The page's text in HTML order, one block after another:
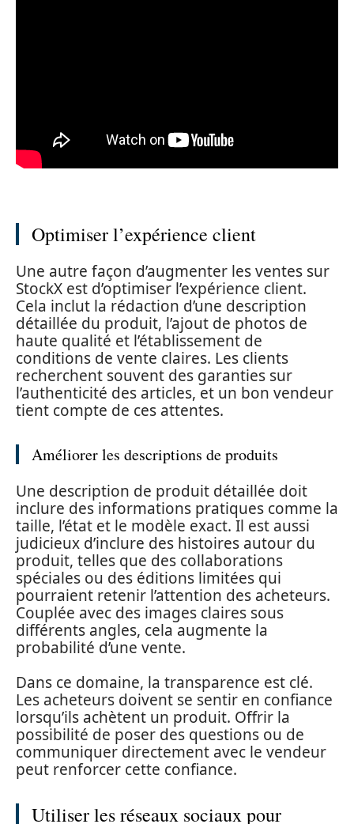
Optimiser l’expérience client
Une autre façon d’augmenter les ventes sur
StockX est d’optimiser l’expérience client.
Cela inclut la rédaction d’une description
détaillée du produit, l’ajout de photos de
haute qualité et l’établissement de
conditions de vente claires. Les clients
recherchent souvent des garanties sur
l’authenticité des articles, et un bon vendeur
tient compte de ces attentes.
Améliorer les descriptions de produits
Une description de produit détaillée doit
inclure des informations pratiques comme la
taille, l’état et le modèle exact. Il est aussi
judicieux d’inclure des histoires autour du
produit, telles que des collaborations
spéciales ou des éditions limitées qui
pourraient retenir l’attention des acheteurs.
Couplée avec des images claires sous
différents angles, cela augmente la
probabilité d’une vente.
Dans ce domaine, la transparence est clé.
Les acheteurs doivent se sentir en confiance
lorsqu’ils achètent un produit. Offrir la
possibilité de poser des questions ou de
communiquer directement avec le vendeur
peut renforcer cette confiance.
Utiliser les réseaux sociaux pour